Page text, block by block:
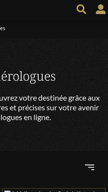
votre destinée grâce aux
et précises sur votre avenir
en ligne.